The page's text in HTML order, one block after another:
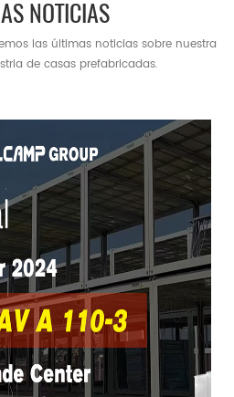
NOTICIAS
las últimas noticias sobre nuestra
de casas prefabricadas.